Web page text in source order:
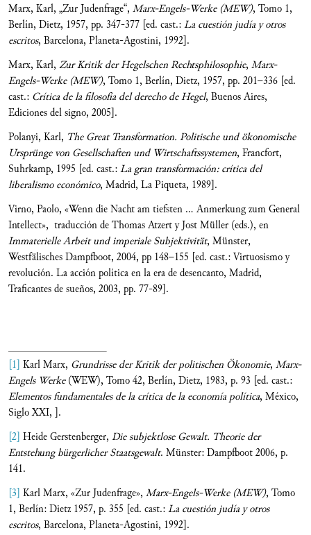
Marx, Karl, „Zur Judenfrage“, Marx-Engels-Werke (MEW), Tomo 1,
Berlín, Dietz, 1957, pp. 347-377 [ed. cast.:La cuestión judía y otros
escritos, Barcelona, Planeta-Agostini, 1992].
Marx, Karl, Zur Kritik der Hegelschen Rechtsphilosophie, Marx-
Engels-Werke (MEW), Tomo 1, Berlín, Dietz, 1957, pp. 201–336 [ed.
cast.: Crítica de la filosofía del derecho de Hegel, Buenos Aires,
Ediciones del signo, 2005].
Polanyi, Karl, The Great Transformation. Politische und ökonomische
Ursprünge von Gesellschaften und Wirtschaftssystemen, Francfort,
Suhrkamp, 1995 [ed. cast.:La gran transformación: crítica del
liberalismo económico, Madrid, La Piqueta, 1989].
Virno, Paolo, «Wenn die Nacht am tiefsten … Anmerkung zum General
Intellect», traducción de Thomas Atzert y Jost Müller (eds.), en
Immaterielle Arbeit und imperiale Subjektivität, Münster,
Westfälisches Dampfboot, 2004, pp 148–155 [ed. cast.: Virtuosismo y
revolución. La acción política en la era de desencanto, Madrid,
Traficantes de sueños, 2003, pp. 77-89].
[1] Karl Marx, Grundrisse der Kritik der politischen Ökonomie, Marx-
Engels Werke(WEW), Tomo 42, Berlín, Dietz, 1983, p. 93 [ed. cast.:
Elementos fundamentales de la crítica de la economía política, México,
Siglo XXI, ].
[2] Heide Gerstenberger, Die subjektlose Gewalt. Theorie der
Entstehung bürgerlicher Staatsgewalt. Münster: Dampfboot 2006, p.
141.
[3] Karl Marx, «Zur Judenfrage», Marx-Engels-Werke (MEW), Tomo
1, Berlín: Dietz 1957, p. 355 [ed. cast.:La cuestión judía y otros
escritos, Barcelona, Planeta-Agostini, 1992].